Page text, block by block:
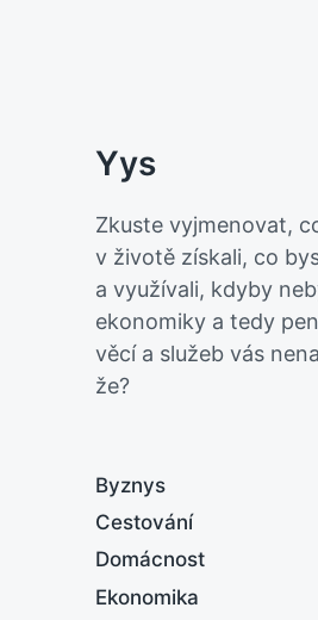
Yys
Zkuste vyjmenovat,
v životě získali, co
a využívali, kdyby
ekonomiky a tedy
věcí a služeb vás
že?
Byznys
Cestování
Domácnost
Ekonomika